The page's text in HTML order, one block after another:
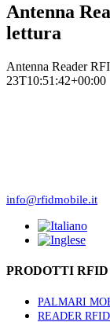
Antenna
lettura
Antenna Reader
23T10:51:42+00:00
info@rfidmobile.it
PRODOTTI RFID
PALMARI
READER RFID